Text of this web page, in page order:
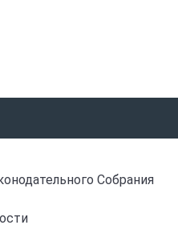
Собрания